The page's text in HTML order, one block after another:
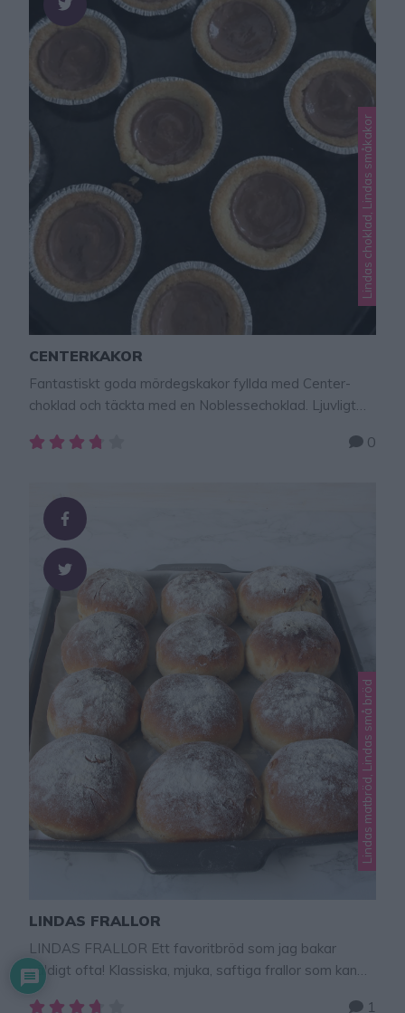
Lindas choklad, Lindas småkakor
CENTERKAKOR
Fantastiskt goda mördegskakor fyllda med Center-
choklad och täckta med en Noblessechoklad. Ljuvligt
Center – klicka här för recept! Baktips! Gör mina ljuvligt
strösocker1 tsk bakpulver1/2 krm salt2 dl vetemjöl …
0
Lindas matbröd, Lindas små bröd
LINDAS FRALLOR
LINDAS FRALLOR Ett favoritbröd som jag bakar
väldigt ofta! Klassiska, mjuka, saftiga frallor som kan
ätas till frukost, mellis eller som tillbehör till en god
1